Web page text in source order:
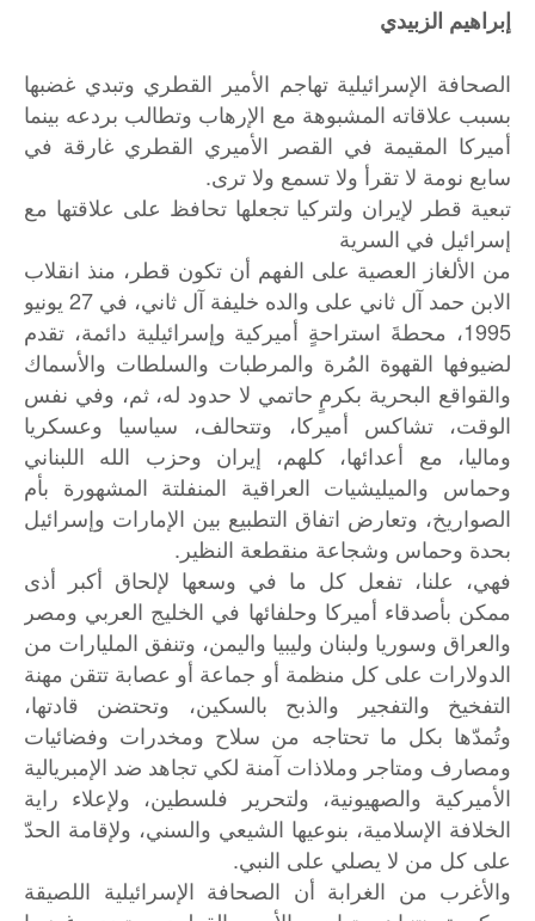
إبراهيم الزبيدي
الصحافة الإسرائيلية تهاجم الأمير القطري وتبدي غضبها
بسبب علاقاته المشبوهة مع الإرهاب وتطالب بردعه بينما
أميركا المقيمة في القصر الأميري القطري غارقة في
سابع نومة لا تقرأ ولا تسمع ولا ترى.
تبعية قطر لإيران ولتركيا تجعلها تحافظ على علاقتها مع
إسرائيل في السرية
من الألغاز العصية على الفهم أن تكون قطر، منذ انقلاب
الابن حمد آل ثاني على والده خليفة آل ثاني، في 27 يونيو
1995، محطةَ استراحةٍ أميركية وإسرائيلية دائمة، تقدم
لضيوفها القهوة المُرة والمرطبات والسلطات والأسماك
والقواقع البحرية بكرمٍ حاتمي لا حدود له، ثم، وفي نفس
الوقت، تشاكس أميركا، وتتحالف، سياسيا وعسكريا
وماليا، مع أعدائها، كلهم، إيران وحزب الله اللبناني
وحماس والميليشيات العراقية المنفلتة المشهورة بأم
الصواريخ، وتعارض اتفاق التطبيع بين الإمارات وإسرائيل
بحدة وحماس وشجاعة منقطعة النظير.
فهي، علنا، تفعل كل ما في وسعها لإلحاق أكبر أذى
ممكن بأصدقاء أميركا وحلفائها في الخليج العربي ومصر
والعراق وسوريا ولبنان وليبيا واليمن، وتنفق المليارات من
الدولارات على كل منظمة أو جماعة أو عصابة تتقن مهنة
التفخيخ والتفجير والذبح بالسكين، وتحتضن قادتها،
وتُمدّها بكل ما تحتاجه من سلاح ومخدرات وفضائيات
ومصارف ومتاجر وملاذات آمنة لكي تجاهد ضد الإمبريالية
الأميركية والصهيونية، ولتحرير فلسطين، ولإعلاء راية
الخلافة الإسلامية، بنوعيها الشيعي والسني، ولإقامة الحدّ
على كل من لا يصلي على النبي.
والأغرب من الغرابة أن الصحافة الإسرائيلية اللصيقة